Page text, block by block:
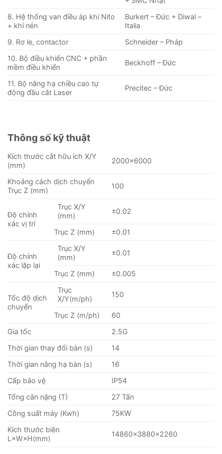
8. Hệ thống van điều áp khí Nito
+ khí nén
Burkert – Đức + Diwal –
Italia
9. Rơ le, contactor
Schneider – Pháp
10. Bộ điều khiển CNC + phần
mềm điều khiển
Beckhoff – Đức
11. Bộ nâng hạ chiều cao tự
động đầu cắt Laser
Precitec – Đức
Thông số kỹ thuật
Kích thước cắt hữu ích X/Y
(mm)
2000×6000
Khoảng cách dịch chuyển
Trục Z (mm)
100
Độ chính
xác vị trí
Trục X/Y
(mm)
±0.02
Trục Z (mm) ±0.01
Độ chính
xác lặp lại
Trục X/Y
(mm)
±0.01
Trục Z (mm) ±0.005
Tốc độ dịch
chuyển
Trục
X/Y(m/ph)
150
Trục Z (m/ph)
60
Gia tốc
2.5G
Thời gian thay đổi bàn (s)
14
Thời gian nâng hạ bàn (s)
16
Cấp bảo vệ
IP54
Tổng cân nặng (T)
27 Tấn
Công suất máy (Kwh)
75KW
Kích thước biên
L×W×H(mm)
14860×3880×2260